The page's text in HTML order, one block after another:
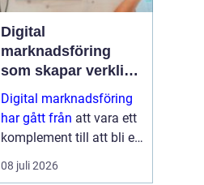
Digital
marknadsföring
som skapar verkliga
resultat
Digital marknadsföring
har gått från att vara ett
komplement till att bli en
central del i hur företag
växer, bygger förtroende
08 juli 2026